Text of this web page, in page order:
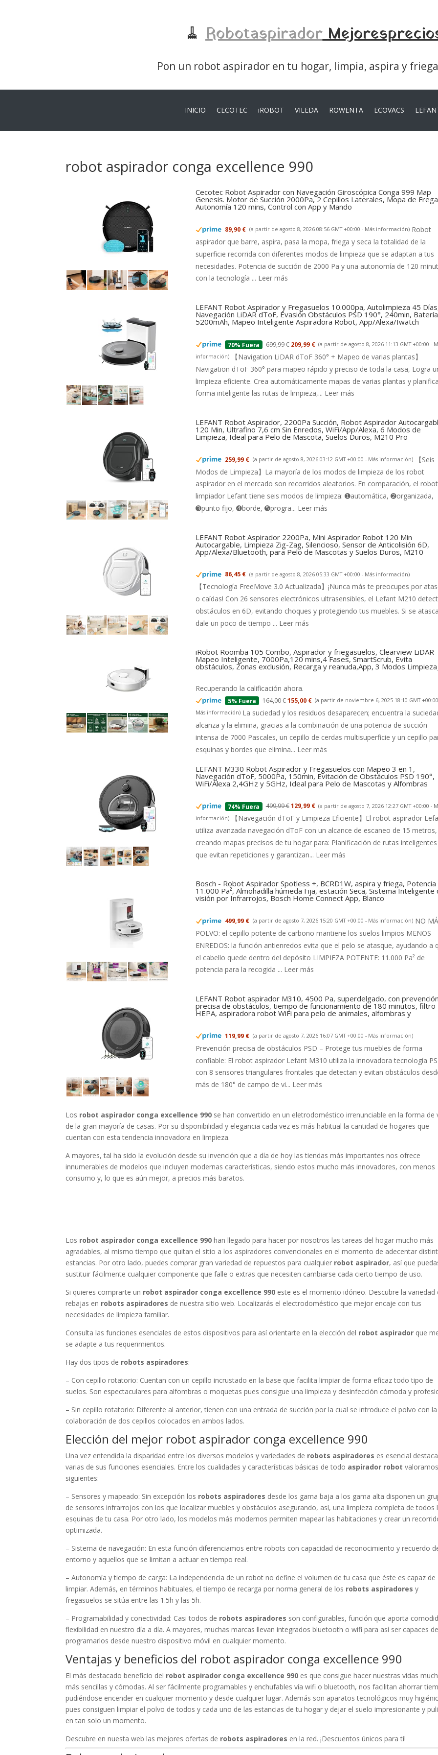
🧹Robotaspirador
Pon un robot aspirador en tu hogar, limpia, aspira y
INICIO CECOTEC iROBOT VILEDA ROWENTA ECOVACS
robot aspirador conga excellence 990
Cecotec Robot Aspirador con Navegación Giroscópica Conga 999 Map
Genesis. Motor de Succión 2000Pa, 2 Cepillos Laterales, Mopa de
Autonomía 120 mins, Control con App y Mando
89,90 € (a partir de agosto 8, 2026 08:56 GMT +00:00 - Más información) Robot
aspirador que barre, aspira, pasa la mopa, friega y seca la totalidad de la
superficie recorrida con diferentes modos de limpieza que se adaptan a tus
necesidades. Potencia de succión de 2000 Pa y una autonomía de 120
con la tecnología ... Leer más
LEFANT Robot Aspirador y Fregasuelos 10.000pa, Autolimpieza 45
Navegación LiDAR dToF, Evasión Obstáculos PSD 190°, 240min, Batería
5200mAh, Mapeo Inteligente Aspiradora Robot, App/Alexa/Iwatch
70% Fuera 699,99 € 209,99 € (a partir de agosto 8, 2026 11:13 GMT +00:00 -
información)
【Navigation LiDAR dToF 360° + Mapeo de varias plantas】
Navigation dToF 360° para mapeo rápido y preciso de toda la casa, Logra
limpieza eficiente. Crea automáticamente mapas de varias plantas y
forma inteligente las rutas de limpieza,... Leer más
LEFANT Robot Aspirador, 2200Pa Succión, Robot Aspirador
120 Min, Ultrafino 7,6 cm Sin Enredos, WiFi/App/Alexa, 6 Modos de
Limpieza, Ideal para Pelo de Mascota, Suelos Duros, M210 Pro
259,99 € (a partir de agosto 8, 2026 03:12 GMT +00:00 - Más información)
【Seis
Modos de Limpieza】La mayoría de los modos de limpieza de los robot
aspirador en el mercado son recorridos aleatorios. En comparación, el robot
limpiador Lefant tiene seis modos de limpieza: ➊automática, ➋organizada,
➌punto fijo, ➍borde, ➎progra... Leer más
LEFANT Robot Aspirador 2200Pa, Mini Aspirador Robot 120 Min
Autocargable, Limpieza Zig-Zag, Silencioso, Sensor de Anticolisión 6D,
App/Alexa/Bluetooth, para Pelo de Mascotas y Suelos Duros, M210
86,45 € (a partir de agosto 8, 2026 05:33 GMT +00:00 - Más información)
【Tecnología FreeMove 3.0 Actualizada】¡Nunca más te preocupes por
o caídas! Con 26 sensores electrónicos ultrasensibles, el Lefant M210
obstáculos en 6D, evitando choques y protegiendo tus muebles. Si se
dale un poco de tiempo ... Leer más
iRobot Roomba 105 Combo, Aspirador y friegasuelos, Clearview LiDAR
Mapeo Inteligente, 7000Pa,120 mins,4 Fases, SmartScrub, Evita
obstáculos, Zonas exclusión, Recarga y reanuda,App, 3 Modos
Recuperando la calificación ahora.
5% Fuera 164,00 €155,00 € (a partir de noviembre 6, 2025 18:10 GMT
Más información) La suciedad y los residuos desaparecen; encuentra la
alcanza y la elimina, gracias a la combinación de una potencia de succión
intensa de 7000 Pascales, un cepillo de cerdas multisuperficie y un cepillo
esquinas y bordes que elimina... Leer más
LEFANT M330 Robot Aspirador y Fregasuelos con Mapeo 3 en 1,
Navegación dToF, 5000Pa, 150min, Evitación de Obstáculos PSD 190°,
WiFi/Alexa 2,4GHz y 5GHz, Ideal para Pelo de Mascotas y Alfombras
74% Fuera 499,99 €129,99 € (a partir de agosto 7, 2026 12:27 GMT +00:00 -
información)
【Navegación dToF y Limpieza Eficiente】El robot aspirador
utiliza avanzada navegación dToF con un alcance de escaneo de 15 metros,
creando mapas precisos de tu hogar para: Planificación de rutas inteligentes
que evitan repeticiones y garantizan... Leer más
Bosch - Robot Aspirador Spotless +, BCRD1W, aspira y friega, Potencia
11.000 Pa², Almohadilla húmeda Fija, estación Seca, Sistema Inteligente
visión por Infrarrojos, Bosch Home Connect App, Blanco
499,99 € (a partir de agosto 7, 2026 15:20 GMT +00:00 - Más información) NO
POLVO: el cepillo potente de carbono mantiene los suelos limpios MENOS
ENREDOS: la función antienredos evita que el pelo se atasque, ayudando a
el cabello quede dentro del depósito LIMPIEZA POTENTE: 11.000 Pa² de
potencia para la recogida ... Leer más
LEFANT Robot aspirador M310, 4500 Pa, superdelgado, con prevención
precisa de obstáculos, tiempo de funcionamiento de 180 minutos, filtro
HEPA, aspiradora robot WiFi para pelo de animales, alfombras y
119,99 € (a partir de agosto 7, 2026 16:07 GMT +00:00 - Más información)
Prevención precisa de obstáculos PSD – Protege tus muebles de forma
confiable: El robot aspirador Lefant M310 utiliza la innovadora tecnología
con 8 sensores triangulares frontales que detectan y evitan obstáculos
más de 180° de campo de vi... Leer más
Los robot aspirador conga excellence 990 se han convertido en un eletrodoméstico irrenunciable en la forma de
de la gran mayoría de casas. Por su disponibilidad y elegancia cada vez es más habitual la cantidad de hogares que
cuentan con esta tendencia innovadora en limpieza.
A mayores, tal ha sido la evolución desde su invención que a día de hoy las tiendas más importantes nos ofrece
innumerables de modelos que incluyen modernas características, siendo estos mucho más innovadores, con menos
consumo y, lo que es aún mejor, a precios más baratos.
Los robot aspirador conga excellence 990 han llegado para hacer por nosotros las tareas del hogar mucho más
agradables, al mismo tiempo que quitan el sitio a los aspiradores convencionales en el momento de adecentar
estancias. Por otro lado, puedes comprar gran variedad de repuestos para cualquier robot aspirador, así que
sustituir fácilmente cualquier componente que falle o extras que necesiten cambiarse cada cierto tiempo de uso.
Si quieres comprarte un robot aspirador conga excellence 990 este es el momento idóneo. Descubre la variedad
rebajas en robots aspiradores de nuestra sitio web. Localizarás el electrodoméstico que mejor encaje con tus
necesidades de limpieza familiar.
Consulta las funciones esenciales de estos dispositivos para así orientarte en la elección del robot aspirador que
se adapte a tus requerimientos.
Hay dos tipos de robots aspiradores:
– Con cepillo rotatorio: Cuentan con un cepillo incrustado en la base que facilita limpiar de forma eficaz todo tipo de
suelos. Son espectaculares para alfombras o moquetas pues consigue una limpieza y desinfección cómoda y
– Sin cepillo rotatorio: Diferente al anterior, tienen con una entrada de succión por la cual se introduce el polvo con la
colaboración de dos cepillos colocados en ambos lados.
Elección del mejor robot aspirador conga excellence 990
Una vez entendida la disparidad entre los diversos modelos y variedades de robots aspiradores es esencial
varias de sus funciones esenciales. Entre los cualidades y características básicas de todo aspirador robot
siguientes:
– Sensores y mapeado: Sin excepción los robots aspiradores desde los gama baja a los gama alta disponen un
de sensores infrarrojos con los que localizar muebles y obstáculos asegurando, así, una limpieza completa de todos
esquinas de tu casa. Por otro lado, los modelos más modernos permiten mapear las habitaciones y crear un
optimizada.
– Sistema de navegación: En esta función diferenciamos entre robots con capacidad de reconocimiento y recuerdo
entorno y aquellos que se limitan a actuar en tiempo real.
– Autonomía y tiempo de carga: La independencia de un robot no define el volumen de tu casa que éste es capaz de
limpiar. Además, en términos habituales, el tiempo de recarga por norma general de los robots aspiradores y
fregasuelos se sitúa entre las 1.5h y las 5h.
– Programabilidad y conectividad: Casi todos de robots aspiradores son configurables, función que aporta
flexibilidad en nuestro día a día. A mayores, muchas marcas llevan integrados bluetooth o wifi para así ser capaces de
programarlos desde nuestro dispositivo móvil en cualquier momento.
Ventajas y beneficios del robot aspirador conga excellence 990
El más destacado beneficio del robot aspirador conga excellence 990 es que consigue hacer nuestras vidas
más sencillas y cómodas. Al ser fácilmente programables y enchufables vía wifi o bluetooth, nos facilitan ahorrar
pudiéndose encender en cualquier momento y desde cualquier lugar. Además son aparatos tecnológicos muy
pues consiguen limpiar el polvo de todos y cada uno de las estancias de tu hogar y dejar el suelo impresionante y
en tan solo un momento.
Descubre en nuesta web las mejores ofertas de robots aspiradores en la red. ¡Descuentos únicos para tí!